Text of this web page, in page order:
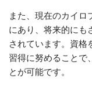
また、現在のカイロ
にあり、将来的にも
されています。資格
習得に努めることで
とが可能です。